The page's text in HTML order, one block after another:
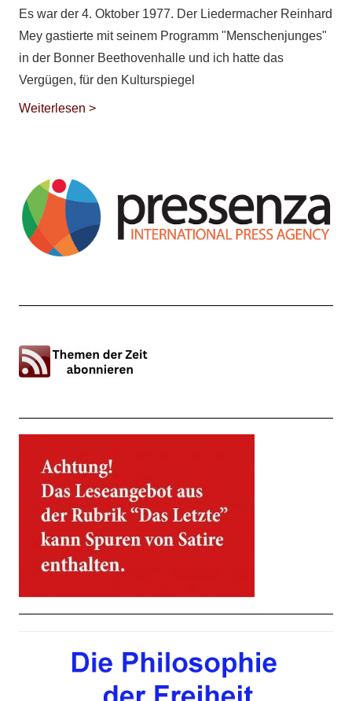
Es war der 4. Oktober 1977. Der Liedermacher Reinhard
Mey gastierte mit seinem Programm "Menschenjunges"
in der Bonner Beethovenhalle und ich hatte das
Vergügen, für den Kulturspiegel
Weiterlesen >